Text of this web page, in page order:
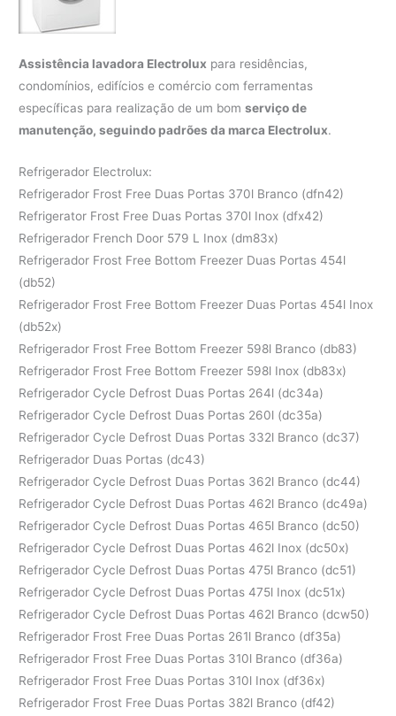
Assistência lavadora Electrolux para residências,
condomínios, edifícios e comércio com ferramentas
específicas para realização de um bomserviço de
manutenção, seguindo padrões da marca Electrolux.
Refrigerador Electrolux:
Refrigerador Frost Free Duas Portas 370l Branco (dfn42)
Refrigerator Frost Free Duas Portas 370l Inox (dfx42)
Refrigerador French Door 579 L Inox (dm83x)
Refrigerador Frost Free Bottom Freezer Duas Portas 454l
(db52)
Refrigerador Frost Free Bottom Freezer Duas Portas 454l Inox
(db52x)
Refrigerador Frost Free Bottom Freezer 598l Branco (db83)
Refrigerador Frost Free Bottom Freezer 598l Inox (db83x)
Refrigerador Cycle Defrost Duas Portas 264l (dc34a)
Refrigerador Cycle Defrost Duas Portas 260l (dc35a)
Refrigerador Cycle Defrost Duas Portas 332l Branco (dc37)
Refrigerador Duas Portas (dc43)
Refrigerador Cycle Defrost Duas Portas 362l Branco (dc44)
Refrigerador Cycle Defrost Duas Portas 462l Branco (dc49a)
Refrigerador Cycle Defrost Duas Portas 465l Branco (dc50)
Refrigerador Cycle Defrost Duas Portas 462l Inox (dc50x)
Refrigerador Cycle Defrost Duas Portas 475l Branco (dc51)
Refrigerador Cycle Defrost Duas Portas 475l Inox (dc51x)
Refrigerador Cycle Defrost Duas Portas 462l Branco (dcw50)
Refrigerador Frost Free Duas Portas 261l Branco (df35a)
Refrigerador Frost Free Duas Portas 310l Branco (df36a)
Refrigerador Frost Free Duas Portas 310l Inox (df36x)
Refrigerador Frost Free Duas Portas 382l Branco (df42)